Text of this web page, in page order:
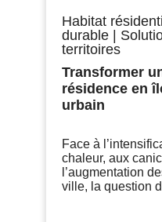
Habitat
durable
territoires
Transformer
résidence en
urbain
Face à
chaleur, aux
l’augmentation
ville, la question